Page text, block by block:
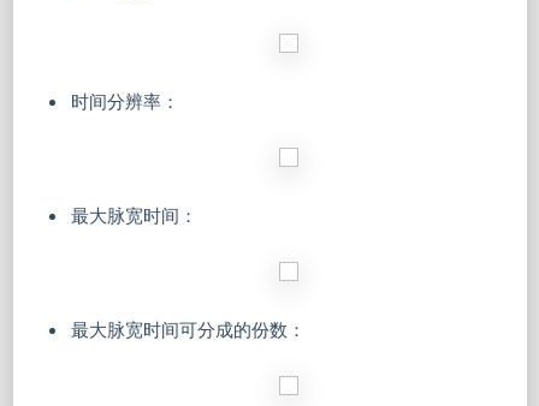
时间分辨率：
最大脉宽时间：
最大脉宽时间可分成的份数：